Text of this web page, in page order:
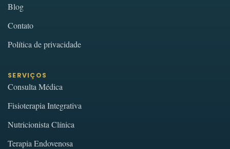
Blog
Contato
Política de privacidade
SERVIÇOS
Consulta Médica
Fisioterapia Integrativa
Nutricionista Clínica
Terapia Endovenosa